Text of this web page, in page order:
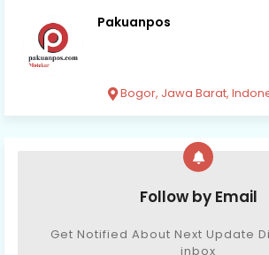
Pakuanpos
Bogor, Jawa Barat,
Follow by Email
Get Notified About Next Update
inbox